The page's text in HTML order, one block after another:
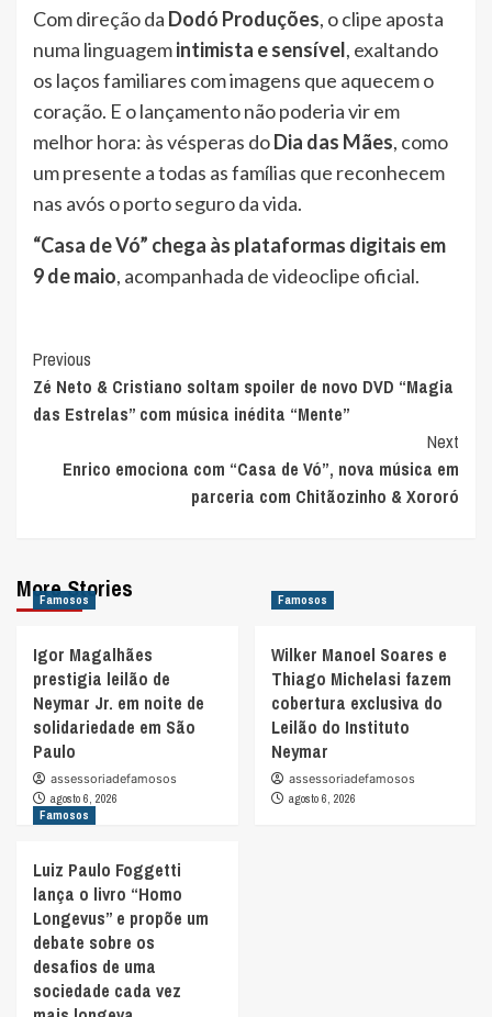
Com direção da Dodó Produções, o clipe aposta
numa linguagemintimista e sensível, exaltando
os laços familiares com imagens que aquecem o
coração. E o lançamento não poderia vir em
melhor hora: às vésperas doDia das Mães, como
um presente a todas as famílias que reconhecem
nas avós o porto seguro da vida.
“Casa de Vó” chega às plataformas digitais em
9 de maio, acompanhada de videoclipe oficial.
Post
Navigation
Previous
Zé Neto & Cristiano soltam spoiler de novo DVD “Magia
das Estrelas” com música inédita “Mente”
Next
Enrico emociona com “Casa de Vó”, nova música em
parceria com Chitãozinho & Xororó
More Stories
Famosos
Igor Magalhães
prestigia leilão de
Neymar Jr. em noite de
solidariedade em São
Paulo
assessoriadefamosos
agosto 6, 2026
Famosos
Wilker Manoel Soares e
Thiago Michelasi fazem
cobertura exclusiva do
Leilão do Instituto
Neymar
assessoriadefamosos
agosto 6, 2026
Famosos
Luiz Paulo Foggetti
lança o livro “Homo
Longevus” e propõe um
debate sobre os
desafios de uma
sociedade cada vez